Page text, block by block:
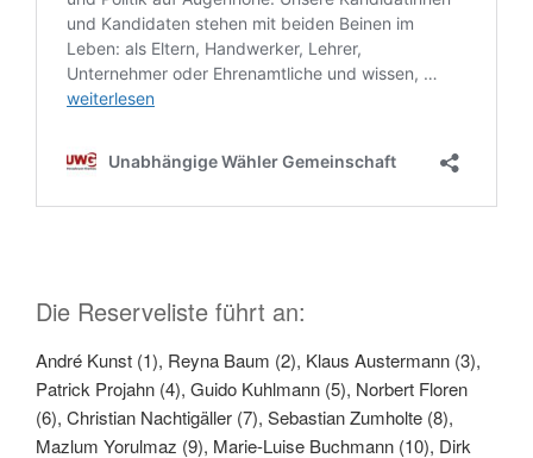
Die Reserveliste führt an:
André Kunst (1), Reyna Baum (2), Klaus Austermann (3),
Patrick Projahn (4), Guido Kuhlmann (5), Norbert Floren
(6), Christian Nachtigäller (7), Sebastian Zumholte (8),
Mazlum Yorulmaz (9), Marie-Luise Buchmann (10), Dirk